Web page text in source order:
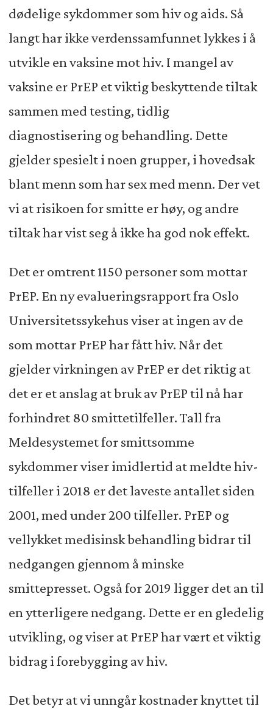
dødelige sykdommer som hiv og aids. Så
langt har ikke verdenssamfunnet lykkes i å
utvikle en vaksine mot hiv. I mangel av
vaksine er PrEP et viktig beskyttende tiltak
sammen med testing, tidlig
diagnostisering og behandling. Dette
gjelder spesielt i noen grupper, i hovedsak
blant menn som har sex med menn. Der vet
vi at risikoen for smitte er høy, og andre
tiltak har vist seg å ikke ha god nok effekt.
Det er omtrent 1150 personer som mottar
PrEP. En ny evalueringsrapport fra Oslo
Universitetssykehus viser at ingen av de
som mottar PrEP har fått hiv. Når det
gjelder virkningen av PrEP er det riktig at
det er et anslag at bruk av PrEP til nå har
forhindret 80 smittetilfeller. Tall fra
Meldesystemet for smittsomme
sykdommer viser imidlertid at meldte hiv-
tilfeller i 2018 er det laveste antallet siden
2001, med under 200 tilfeller. PrEP og
vellykket medisinsk behandling bidrar til
nedgangen gjennom å minske
smittepresset. Også for 2019 ligger det an til
en ytterligere nedgang. Dette er en gledelig
utvikling, og viser at PrEP har vært et viktig
bidrag i forebygging av hiv.
Det betyr at vi unngår kostnader knyttet til